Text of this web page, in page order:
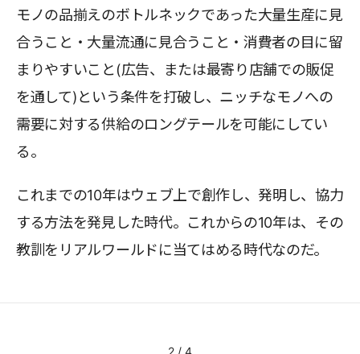
モノの品揃えのボトルネックであった大量生産に見
合うこと・大量流通に見合うこと・消費者の目に留
まりやすいこと(広告、または最寄り店舗での販促
を通して)という条件を打破し、ニッチなモノへの
需要に対する供給のロングテールを可能にしてい
る。
これまでの10年はウェブ上で創作し、発明し、協力
する方法を発見した時代。これからの10年は、その
教訓をリアルワールドに当てはめる時代なのだ。
2 / 4